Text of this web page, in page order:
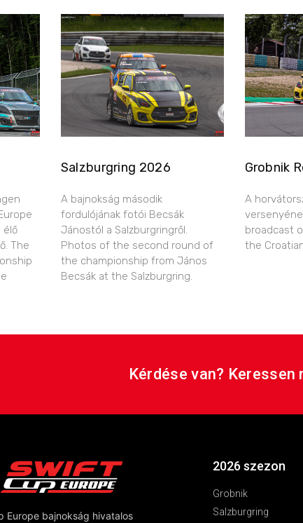
élő
The
Salzburgring 2026
A bajnokság második
fordulójának fotói Becsák
Jánostól a Salzburgringről.
Photos of the second round of
the championship from János
Becsák at the Salzburgring.
Grobnik
A
broadcast
the
Kérdése van?
Europe bajnokság hivatalos
2026 szezon
Grobnik
Salzburgring